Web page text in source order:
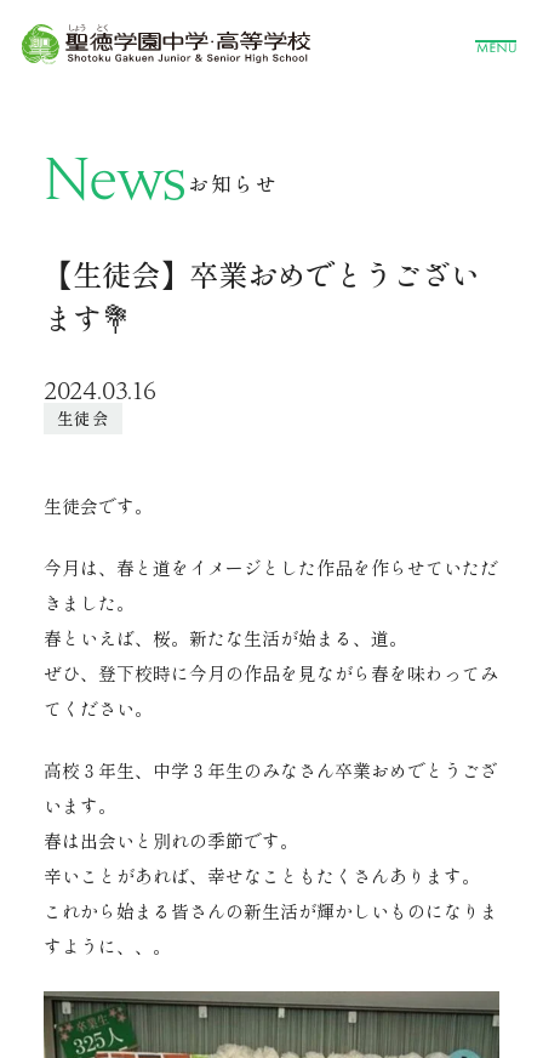
News お知らせ
【生徒会】卒業おめでとうござい
ます💐
2024.03.16
生徒会
生徒会です。
今月は、春と道をイメージとした作品を作らせていただ
きました。
春といえば、桜。新たな生活が始まる、道。
ぜひ、登下校時に今月の作品を見ながら春を味わってみ
てください。
高校３年生、中学３年生のみなさん卒業おめでとうござ
います。
春は出会いと別れの季節です。
辛いことがあれば、幸せなこともたくさんあります。
これから始まる皆さんの新生活が輝かしいものになりま
すように、、。